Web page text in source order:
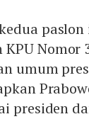
Nomor
umum
presiden